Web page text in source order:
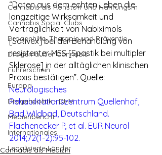
Cannabis als Rohstoff und Nahrungsm
Cannabis Social Clubs
Drogenhilfe, Therapie und Präventio
Drogen außer Cannabis
Führerschein
Europa
Drogenpolitik - DHV
Medienbericht
Internationales
Legalisierte Länder
“Daten aus dem echten Leben die
langzeitige Wirksamkeit und
Verträglichkeit von Nabiximols
[Sativex] bei der Behandlung von
resistenter MSS [Spastik bei multipler
Sklerose] in der alltäglichen klinischen
Praxis bestätigen”. Quelle:
Neurologisches
Rehabilitationszentrum Quellenhof,
Bad Wildbad, Deutschland.
Flachenecker P, et al. EUR Neurol
2014;72(1-2):95-102.
Cannabis als Medizin